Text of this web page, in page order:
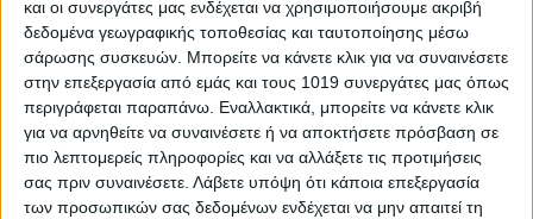
και οι συνεργάτες μας ενδέχεται να χρησιμοποιήσουμε ακριβή
δεδομένα γεωγραφικής τοποθεσίας και ταυτοποίησης μέσω
σάρωσης συσκευών. Μπορείτε να κάνετε κλικ για να συναινέσετε
στην επεξεργασία από εμάς και τους 1019 συνεργάτες μας όπως
περιγράφεται παραπάνω. Εναλλακτικά, μπορείτε να κάνετε κλικ
για να αρνηθείτε να συναινέσετε ή να αποκτήσετε πρόσβαση σε
πιο λεπτομερείς πληροφορίες και να αλλάξετε τις προτιμήσεις
σας πριν συναινέσετε. Λάβετε υπόψη ότι κάποια επεξεργασία
των προσωπικών σας δεδομένων ενδέχεται να μην απαιτεί τη
ΣΥΜΒΟΥΛΟΥ ΕΙΝΑΙ ΨΕΥΔΗΣκαί λειτουργεί προσχηματικά
ώστε να καλύψει την απόφαση του κ. Αντώνη Σπυρόπουλου
να μην ανανεώσει την συνεργασία μας . Τα αίτια αυτής της
απόφασης είναι αλλού. Μπορείτε να τα ψάξετε.
Παρακαλώ η επιστολή μου να δημοσιευθεί προς
αποκατάσταση της ΑΛΗΘΕΙΑΣ.
Με εκτίμηση,